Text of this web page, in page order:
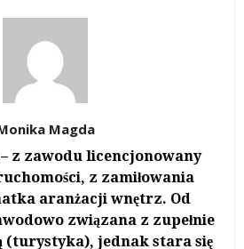
Magda
– z zawodu licencjonowany
z zamiłowania
aranżacji wnętrz. Od
związana z zupełnie
(turystyka), jednak stara się